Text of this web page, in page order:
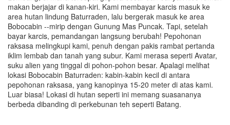
makan berjajar di kanan-kiri. Kami membayar karcis masuk ke
area hutan lindung Baturraden, lalu bergerak masuk ke area
Bobocabin --mirip dengan Gunung Mas Puncak. Tapi, setelah
bayar karcis, pemandangan langsung berubah! Pepohonan
raksasa melingkupi kami, penuh dengan pakis rambat pertanda
iklim lembab dan tanah yang subur. Kami merasa seperti Avatar,
suku alien yang tinggal di pohon-pohon besar. Apalagi melihat
lokasi Bobocabin Baturraden: kabin-kabin kecil di antara
pepohonan raksasa, yang kanopinya 15-20 meter di atas kami.
Luar biasa! Lokasi di hutan seperti ini memang suasananya
berbeda dibanding di perkebunan teh seperti Batang.